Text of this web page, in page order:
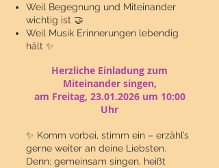
Weil Begegnung und Miteinander
wichtig ist 🤝
Weil Musik Erinnerungen lebendig
hält ✨
Herzliche Einladung zum
Miteinander singen,
am Freitag, 23.01.2026um 10:00
Uhr
✨ Komm vorbei, stimm ein – erzähl’s
gerne weiter an deine Liebsten.
Denn: gemeinsam singen, heißt